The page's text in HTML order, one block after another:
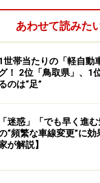
デイズルークスとeK
万円。昨年の軽自
ると、123万9900円
事故回避に抜群の
トエアコン、スマー
円で横滑り防止装置
る自動ブレーキも
無し）。スペーシ
、自動ブレーキや横
あわせて読みた
世帯当たりの「軽自動
！ 2位「鳥取県」、1
のは“足”
「迷惑」「でも早く進
“頻繁な車線変更”に
が解説】